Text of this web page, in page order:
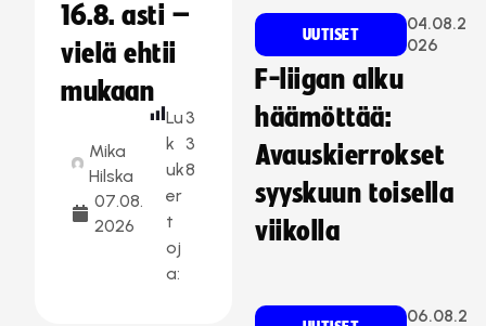
16.8. asti –
vielä ehtii
mukaan
Mika
Hilska
07.08.
2026
Lu
k
uk
er
t
oj
a:
3
3
8
UUTISET
04.08.2
026
F-liigan alku
häämöttää:
Avauskierrokset
syyskuun toisella
viikolla
06.08.2